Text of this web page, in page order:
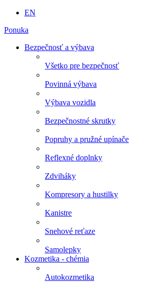
EN
Ponuka
Bezpečnosť a výbava
Všetko pre bezpečnosť
Povinná výbava
Výbava vozidla
Bezpečnostné skrutky
Popruhy a pružné upínače
Reflexné doplnky
Zdviháky
Kompresory a hustilky
Kanistre
Snehové reťaze
Samolepky
Kozmetika - chémia
Autokozmetika